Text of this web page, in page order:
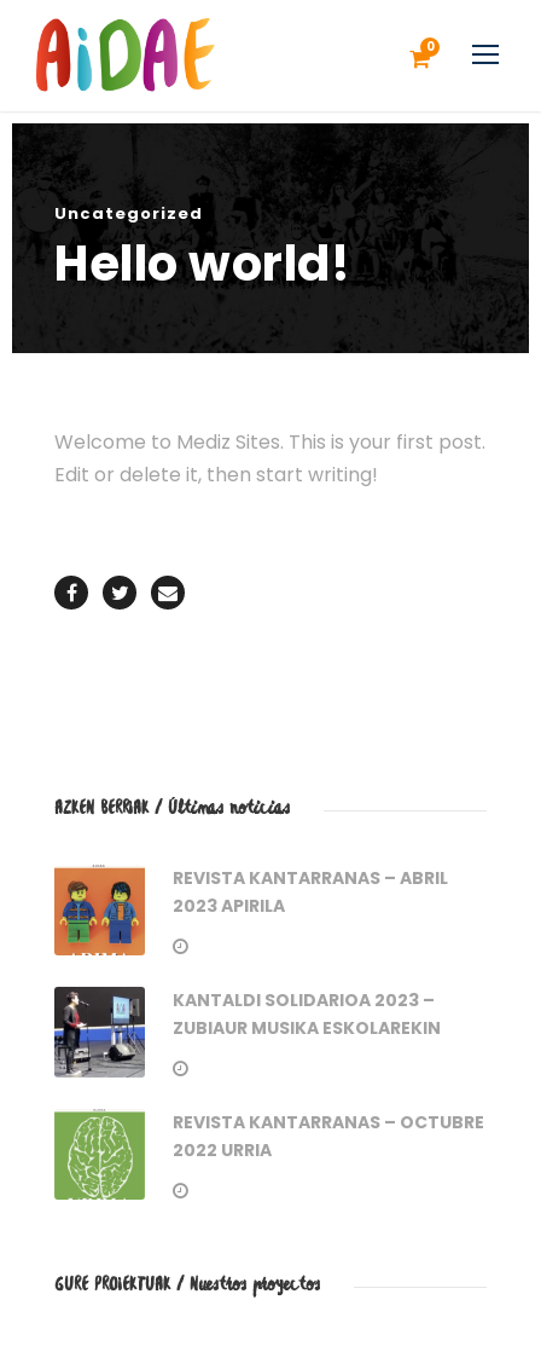
0
Uncategorized
Hello world!
Welcome to Mediz Sites. This is your first post.
Edit or delete it, then start writing!
AZKEN BERRIAK / Últimas noticias
REVISTA KANTARRANAS – ABRIL
2023 APIRILA
KANTALDI SOLIDARIOA 2023 –
ZUBIAUR MUSIKA ESKOLAREKIN
REVISTA KANTARRANAS – OCTUBRE
2022 URRIA
GURE PROIEKTUAK / Nuestros proyectos